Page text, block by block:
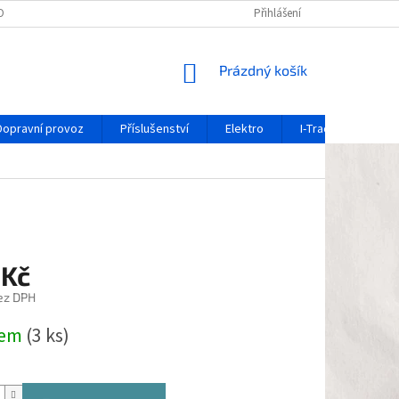
OSOBNÍCH ÚDAJŮ REKLAMAČNÍ FORMULÁŘ
Přihlášení
NÁKUPNÍ
Prázdný košík
provoz Příslušenství Elektro
I-Track / systém
DPH
(3 ks)